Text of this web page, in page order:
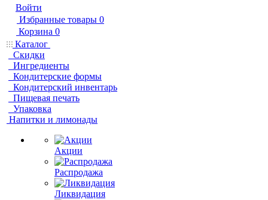
Войти
Избранные товары 0
Корзина 0
Каталог
Скидки
Ингредиенты
Кондитерские формы
Кондитерский инвентарь
Пищевая печать
Упаковка
Напитки и лимонады
Акции
Распродажа
Ликвидация